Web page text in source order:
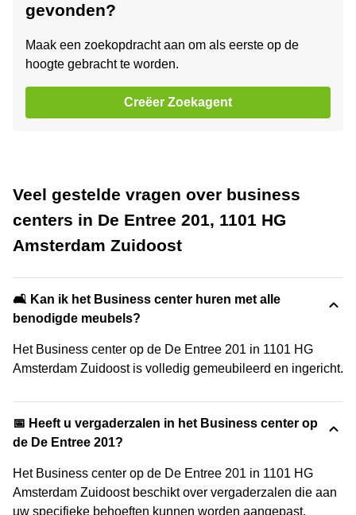
gevonden?
Maak een zoekopdracht aan om als eerste op de
hoogte gebracht te worden.
Creëer Zoekagent
Veel gestelde vragen over business
centers in De Entree 201, 1101 HG
Amsterdam Zuidoost
🛋️ Kan ik het Business center huren met alle
benodigde meubels?
Het Business center op de De Entree 201 in 1101 HG
Amsterdam Zuidoost is volledig gemeubileerd en ingericht.
📅 Heeft u vergaderzalen in het Business center op
de De Entree 201?
Het Business center op de De Entree 201 in 1101 HG
Amsterdam Zuidoost beschikt over vergaderzalen die aan
uw specifieke behoeften kunnen worden aangepast.